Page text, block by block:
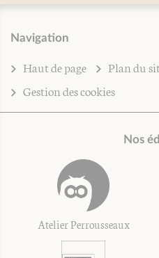
Navigation
Haut de page Plan du
Gestion des cookies
Nos
Atelier Perrousseaux